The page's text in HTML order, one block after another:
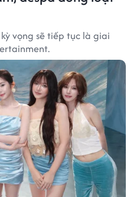
vọng sẽ tiếp tục là giai